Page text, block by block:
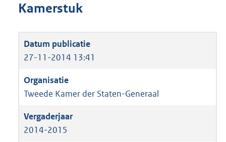
Kamerstuk
27-11-2014 13:41
Tweede Kamer der Staten-Generaal
2014-2015